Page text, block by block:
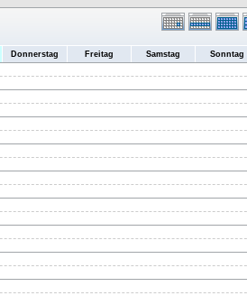
Donnerstag Freitag Samstag Sonntag